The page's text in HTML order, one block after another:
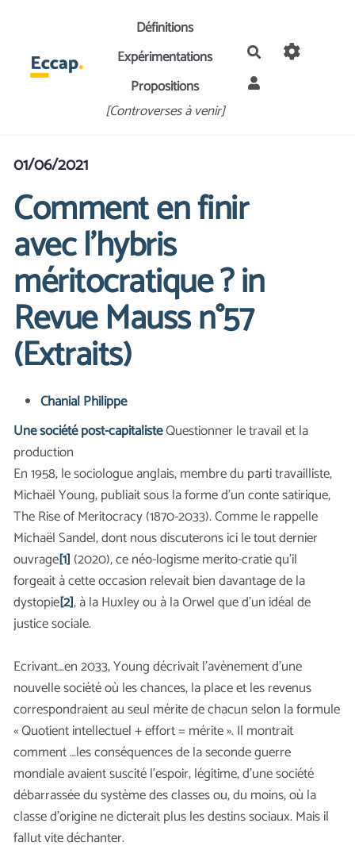
Aller au contenu principalDéfinitions
Expérimentations
Propositions
[Controverses à venir]
Rechercher
01/06/2021
Comment en finir
avec l’hybris
méritocratique ? in
Revue Mauss n°57
(Extraits)
Chanial Philippe
Une société post-capitalisteQuestionner le travail et la
production
En 1958, le sociologue anglais, membre du parti travailliste,
Michaël Young, publiait sous la forme d’un conte satirique,
The Rise of Meritocracy (1870-2033). Comme le rappelle
Michaël Sandel, dont nous discuterons ici le tout dernier
ouvrage[1] (2020), ce néo-logisme merito-cratie qu’il
forgeait à cette occasion relevait bien davantage de la
dystopie[2], à la Huxley ou à la Orwel que d’un idéal de
justice sociale.
Ecrivant…en 2033, Young décrivait l’avènement d’une
nouvelle société où les chances, la place et les revenus
correspondraient au seul mérite de chacun selon la formule
« Quotient intellectuel + effort = mérite ». Il montrait
comment …les conséquences de la seconde guerre
mondiale avaient suscité l’espoir, légitime, d’une société
débarrassée du système des classes ou, du moins, où la
classe d’origine ne dicterait plus les destins sociaux. Mais il
fallut vite déchanter.